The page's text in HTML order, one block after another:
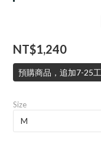
NT$1,240
預購商品，追加7-25
Size